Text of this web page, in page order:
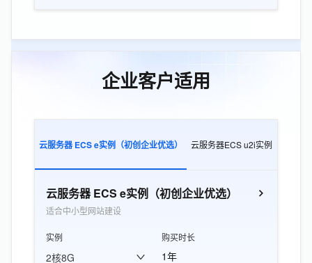
企业客户适用
云服务器 ECS e实例（初创企业优选） 云服务器ECS u2i实例
云服务器 ECS e实例（初创企业优选）
适合中小型网站建设
实例
2核8G
购买时长
1年